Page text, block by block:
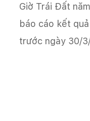
Giờ Trái Đất
báo cáo kết
trước ngày 30/